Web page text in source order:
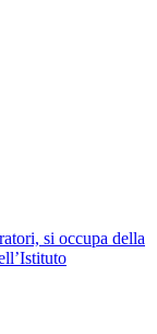
si occupa della